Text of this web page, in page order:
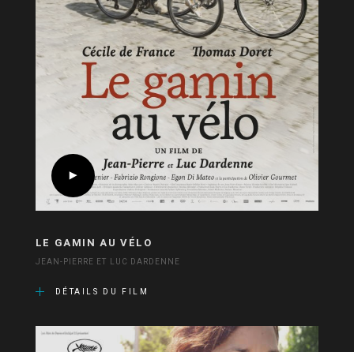
LE GAMIN AU VÉLO
JEAN-PIERRE ET LUC DARDENNE
DÉTAILS DU FILM